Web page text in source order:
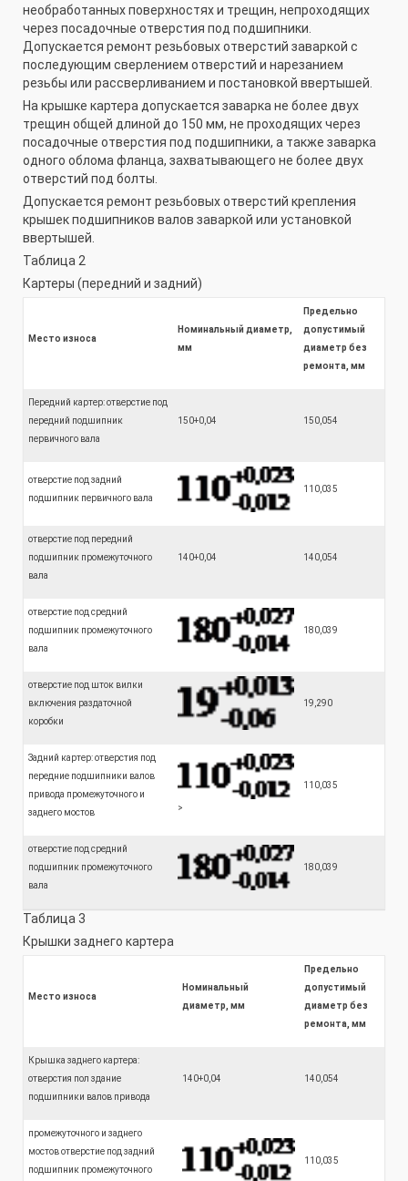
необработанных поверхностях и трещин, непроходящих
через посадочные отверстия под подшипники.
Допускается ремонт резьбовых отверстий заваркой с
последующим сверлением отверстий и нарезанием
резьбы или рассверливанием и постановкой ввертышей.
На крышке картера допускается заварка не более двух
трещин общей длиной до 150 мм, не проходящих через
посадочные отверстия под подшипники, а также заварка
одного облома фланца, захватывающего не более двух
отверстий под болты.
Допускается ремонт резьбовых отверстий крепления
крышек подшипников валов заваркой или установкой
ввертышей.
Таблица 2
Картеры (передний и задний)
Место износа
Номинальный диаметр,
мм
Предельно
допустимый
диаметр без
ремонта, мм
Передний картер: отверстие под
передний подшипник
первичного вала
150+0,04 150,054
отверстие под задний
подшипник первичного вала
110,035
отверстие под передний
подшипник промежуточного
вала
140+0,04 140,054
отверстие под средний
подшипник промежуточного
вала
180,039
отверстие под шток вилки
включения раздаточной
коробки
19,290
Задний картер: отверстия под
передние подшипники валов
привода промежуточного и
заднего мостов
>
110,035
отверстие под средний
подшипник промежуточного
вала
180,039
Таблица 3
Крышки заднего картера
Место износа
Номинальный
диаметр, мм
Предельно
допустимый
диаметр без
ремонта, мм
Крышка заднего картера:
отверстия пол здание
подшипники валов привода
140+0,04 140,054
промежуточного и заднего
мостов отверстие под задний
подшипник промежуточного
110,035